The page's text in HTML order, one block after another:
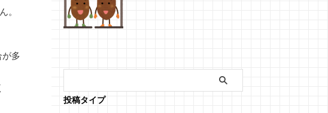
。
多
投稿タイプ